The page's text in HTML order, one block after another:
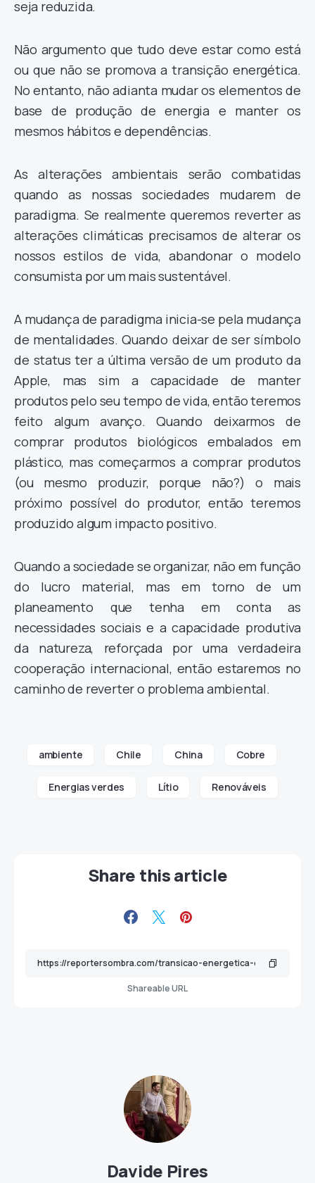
seja reduzida.
Não argumento que tudo deve estar como está
ou que não se promova a transição energética.
No entanto, não adianta mudar os elementos de
base de produção de energia e manter os
mesmos hábitos e dependências.
As alterações ambientais serão combatidas
quando as nossas sociedades mudarem de
paradigma. Se realmente queremos reverter as
alterações climáticas precisamos de alterar os
nossos estilos de vida, abandonar o modelo
consumista por um mais sustentável.
A mudança de paradigma inicia-se pela mudança
de mentalidades. Quando deixar de ser símbolo
de status ter a última versão de um produto da
Apple, mas sim a capacidade de manter
produtos pelo seu tempo de vida, então teremos
feito algum avanço. Quando deixarmos de
comprar produtos biológicos embalados em
plástico, mas começarmos a comprar produtos
(ou mesmo produzir, porque não?) o mais
próximo possível do produtor, então teremos
produzido algum impacto positivo.
Quando a sociedade se organizar, não em função
do lucro material, mas em torno de um
planeamento que tenha em conta as
necessidades sociais e a capacidade produtiva
da natureza, reforçada por uma verdadeira
cooperação internacional, então estaremos no
caminho de reverter o problema ambiental.
ambiente Chile China Cobre
Energias verdes Lítio Renováveis
Share this article
Shareable URL
Davide Pires